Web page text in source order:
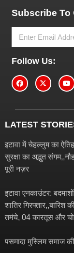
Subscribe To
Follow Us:
LATEST
इटावा में चेहल्लुम का
सुरक्षा का अद्भुत
पूरी नज़र
इटावा एनकाउंटर:
शातिर
तमंचे, 04 कारतूस और
पसमादा मुस्लिम समाज